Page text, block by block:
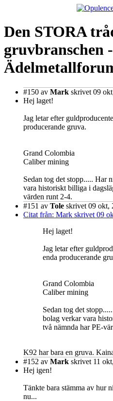
Den STORA
gruvbranschen -
#150 av Mark skrivet 09
Hej laget!
Jag letar efter
producerande gruva.
Grand Colombia
Caliber mining
Sedan tog det stopp..... Har
vara historiskt billiga i
värden runt 2-4.
#151 av Tole skrivet 09 okt,
Citat från: Mark skrivet 09
Hej laget!
Jag letar efter
enda producerande
Grand Colombia
Caliber mining
Sedan tog det
bolag verkar vara
två nämnda har PE-
K92 har bara en gruva.
#152 av Mark skrivet 11
Hej igen!
Tänkte bara stämma av hur
nu...